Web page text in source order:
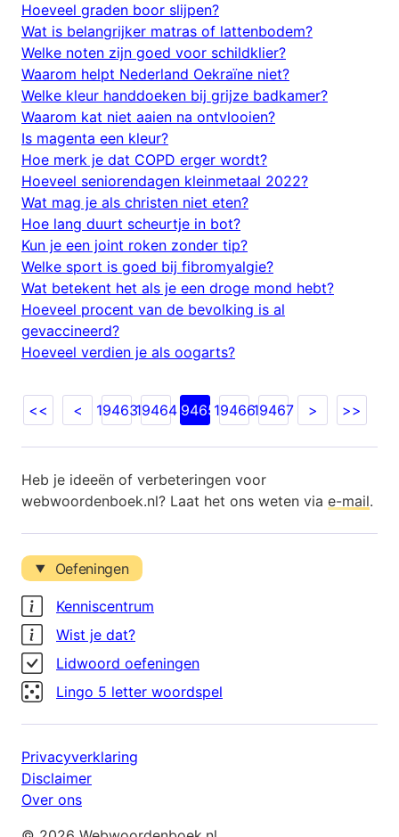
Hoeveel graden boor slijpen?
Wat is belangrijker matras of lattenbodem?
Welke noten zijn goed voor schildklier?
Waarom helpt Nederland Oekraïne niet?
Welke kleur handdoeken bij grijze badkamer?
Waarom kat niet aaien na ontvlooien?
Is magenta een kleur?
Hoe merk je dat COPD erger wordt?
Hoeveel seniorendagen kleinmetaal 2022?
Wat mag je als christen niet eten?
Hoe lang duurt scheurtje in bot?
Kun je een joint roken zonder tip?
Welke sport is goed bij fibromyalgie?
Wat betekent het als je een droge mond hebt?
Hoeveel procent van de bevolking is al
gevaccineerd?
Hoeveel verdien je als oogarts?
<< < 1946319464194651946619467 > >>
Heb je ideeën of verbeteringen voor
webwoordenboek.nl? Laat het ons weten via e-mail.
Oefeningen
Kenniscentrum
Wist je dat?
Lidwoord oefeningen
Lingo 5 letter woordspel
Privacyverklaring
Disclaimer
Over ons